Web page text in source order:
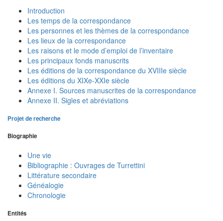
Introduction
Les temps de la correspondance
Les personnes et les thèmes de la correspondance
Les lieux de la correspondance
Les raisons et le mode d’emploi de l’inventaire
Les principaux fonds manuscrits
Les éditions de la correspondance du XVIIIe siècle
Les éditions du XIXe-XXIe siècle
Annexe I. Sources manuscrites de la correspondance
Annexe II. Sigles et abréviations
Projet de recherche
Biographie
Une vie
Bibliographie : Ouvrages de Turrettini
Littérature secondaire
Généalogie
Chronologie
Entités